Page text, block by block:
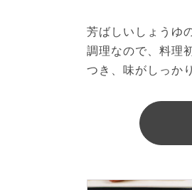
芳ばしいしょうゆ
調理なので、料理
つき、味がしっか